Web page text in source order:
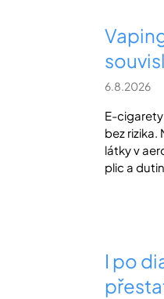
6.8.2026
E-
bez
látky v
plic a
I po